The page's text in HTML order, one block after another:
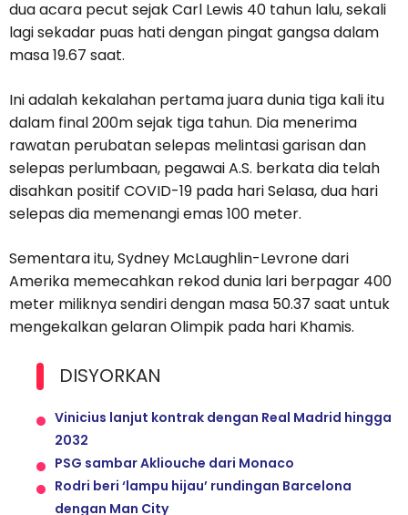
dua acara pecut sejak Carl Lewis 40 tahun lalu, sekali
lagi sekadar puas hati dengan pingat gangsa dalam
masa 19.67 saat.
Ini adalah kekalahan pertama juara dunia tiga kali itu
dalam final 200m sejak tiga tahun. Dia menerima
rawatan perubatan selepas melintasi garisan dan
selepas perlumbaan, pegawai A.S. berkata dia telah
disahkan positif COVID-19 pada hari Selasa, dua hari
selepas dia memenangi emas 100 meter.
Sementara itu, Sydney McLaughlin-Levrone dari
Amerika memecahkan rekod dunia lari berpagar 400
meter miliknya sendiri dengan masa 50.37 saat untuk
mengekalkan gelaran Olimpik pada hari Khamis.
DISYORKAN
Vinicius lanjut kontrak dengan Real Madrid hingga
2032
PSG sambar Akliouche dari Monaco
Rodri beri ‘lampu hijau’ rundingan Barcelona
dengan Man City